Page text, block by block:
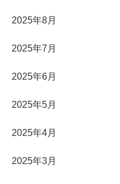
2025年8月
2025年7月
2025年6月
2025年5月
2025年4月
2025年3月